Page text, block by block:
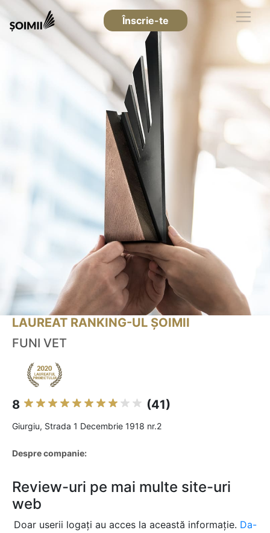
Înscrie-te
LAUREAT RANKING-UL ȘOIMII
FUNI VET
8 (41)
Giurgiu, Strada 1 Decembrie 1918 nr.2
Despre companie:
Review-uri pe mai multe site-uri
web
Doar userii logați au acces la această informație. Da-